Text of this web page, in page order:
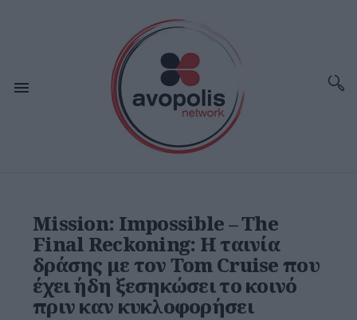
Mission: Impossible – The
Final Reckoning: Η ταινία
δράσης με τον Tom Cruise που
έχει ήδη ξεσηκώσει το κοινό
πριν καν κυκλοφορήσει